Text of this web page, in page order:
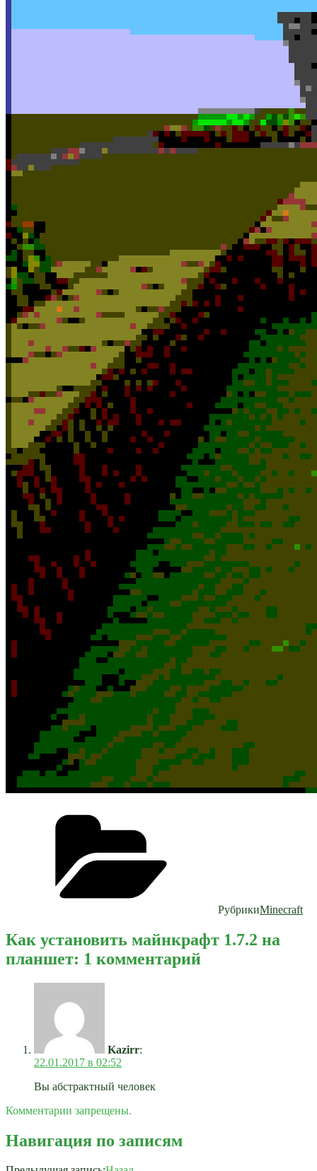
РубрикиMinecraft
Как установить майнкрафт 1.7.2 на
планшет: 1 комментарий
Kazirr:
22.01.2017 в 02:52
Вы абстрактный человек
Комментарии запрещены.
Навигация по записям